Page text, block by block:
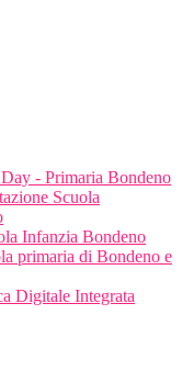
- Primaria Bondeno
Scuola
Infanzia Bondeno
primaria di Bondeno e
Digitale Integrata